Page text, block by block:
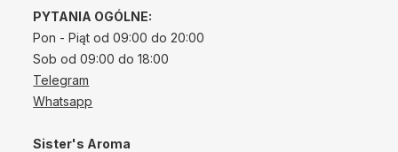
PYTANIA OGÓLNE:
Pon - Piąt od 09:00 do 20:00
Sob od 09:00 do 18:00
Telegram
Whatsapp
Sister's Aroma